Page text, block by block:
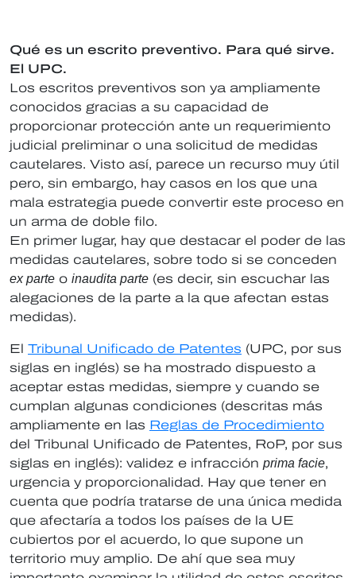
Qué es un escrito preventivo. Para qué sirve.
El UPC.
Los escritos preventivos son ya ampliamente
conocidos gracias a su capacidad de
proporcionar protección ante un requerimiento
judicial preliminar o una solicitud de medidas
cautelares. Visto así, parece un recurso muy útil
pero, sin embargo, hay casos en los que una
mala estrategia puede convertir este proceso en
un arma de doble filo.
En primer lugar, hay que destacar el poder de las
medidas cautelares, sobre todo si se conceden
ex parte o inaudita parte (es decir, sin escuchar las
alegaciones de la parte a la que afectan estas
medidas).
El Tribunal Unificado de Patentes (UPC, por sus
siglas en inglés) se ha mostrado dispuesto a
aceptar estas medidas, siempre y cuando se
cumplan algunas condiciones (descritas más
ampliamente en las Reglas de Procedimiento
del Tribunal Unificado de Patentes, RoP, por sus
siglas en inglés): validez e infracción prima facie,
urgencia y proporcionalidad. Hay que tener en
cuenta que podría tratarse de una única medida
que afectaría a todos los países de la UE
cubiertos por el acuerdo, lo que supone un
territorio muy amplio. De ahí que sea muy